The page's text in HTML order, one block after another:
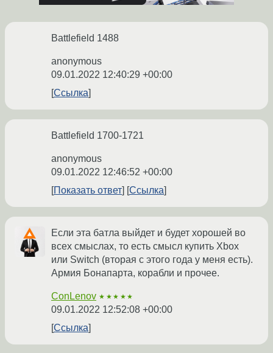
Battlefield 1488
anonymous
09.01.2022 12:40:29 +00:00
Ссылка
Battlefield 1700-1721
anonymous
09.01.2022 12:46:52 +00:00
Показать ответ
Ссылка
Если эта батла выйдет и будет хорошей во
всех смыслах, то есть смысл купить Xbox
или Switch (вторая с этого года у меня есть).
Армия Бонапарта, корабли и прочее.
ConLenov ★★★★★
09.01.2022 12:52:08 +00:00
Ссылка